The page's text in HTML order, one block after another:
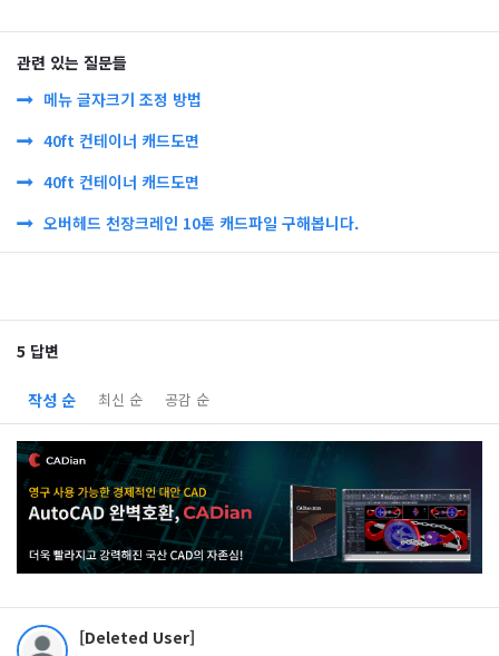
관련 있는 질문들
메뉴 글자크기 조정 방법
40ft 컨테이너 캐드도면
40ft 컨테이너 캐드도면
오버헤드 천장크레인 10톤 캐드파일 구해봅니다.
5 답변
작성 순 최신 순 공감 순
[Deleted User]